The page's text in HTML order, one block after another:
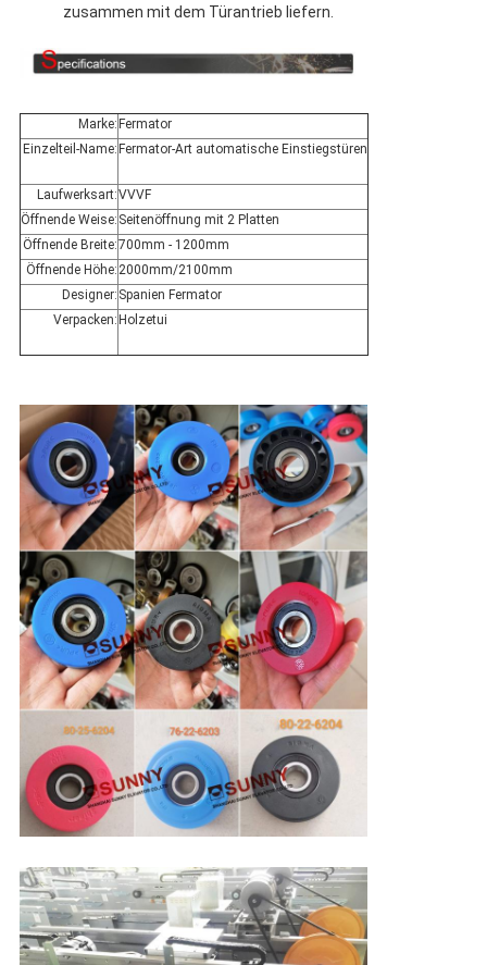
zusammen mit dem Türantrieb liefern.
Marke: Fermator
Einzelteil-Name: Fermator-Art automatische Einstiegstüren
Laufwerksart:VVVF
Öffnende Weise: Seitenöffnung mit 2 Platten
Öffnende Breite:700mm - 1200mm
Öffnende Höhe:2000mm/2100mm
Designer: Spanien Fermator
Verpacken: Holzetui